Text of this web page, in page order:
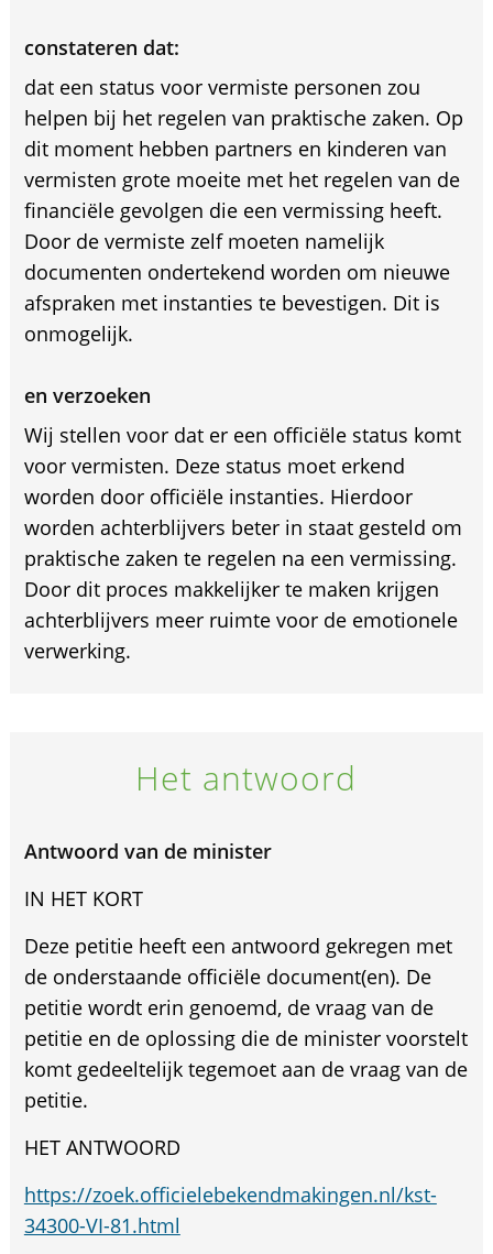
constateren dat:
dat een status voor vermiste personen zou
helpen bij het regelen van praktische zaken. Op
dit moment hebben partners en kinderen van
vermisten grote moeite met het regelen van de
financiële gevolgen die een vermissing heeft.
Door de vermiste zelf moeten namelijk
documenten ondertekend worden om nieuwe
afspraken met instanties te bevestigen. Dit is
onmogelijk.
en verzoeken
Wij stellen voor dat er een officiële status komt
voor vermisten. Deze status moet erkend
worden door officiële instanties. Hierdoor
worden achterblijvers beter in staat gesteld om
praktische zaken te regelen na een vermissing.
Door dit proces makkelijker te maken krijgen
achterblijvers meer ruimte voor de emotionele
verwerking.
Het antwoord
Antwoord van de minister
IN HET KORT
Deze petitie heeft een antwoord gekregen met
de onderstaande officiële document(en). De
petitie wordt erin genoemd, de vraag van de
petitie en de oplossing die de minister voorstelt
komt gedeeltelijk tegemoet aan de vraag van de
petitie.
HET ANTWOORD
https://zoek.officielebekendmakingen.nl/kst-
34300-VI-81.html